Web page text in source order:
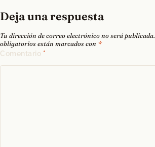
Deja una respuesta
Tu dirección de correo electrónico no será publicada.
obligatorios están marcados con *
Comentario *